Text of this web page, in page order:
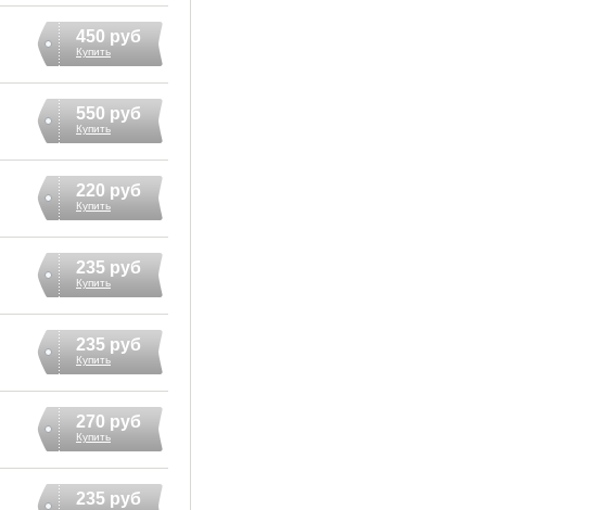
450 руб
Купить
550 руб
Купить
220 руб
Купить
235 руб
Купить
235 руб
Купить
270 руб
Купить
235 руб